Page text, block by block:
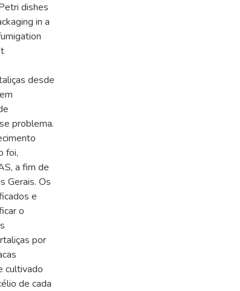
dishes
in a
desde
problema.
foi,
a fim de
Gerais. Os
e
o
por
cultivado
de cada